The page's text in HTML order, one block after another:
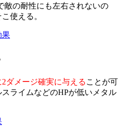
敵の耐性にも左右されないの
使える。
果
2ダメージ確実に与える ことが可
ライムなどのHPが低いメタル